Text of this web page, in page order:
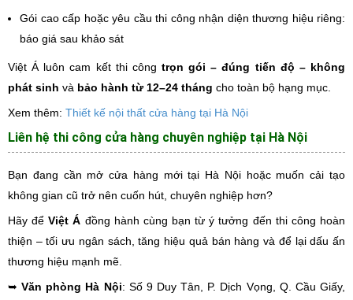
Gói cao cấp hoặc yêu cầu thi công nhận diện thương hiệu riêng:
báo giá sau khảo sát
Việt Á luôn cam kết thi công trọn gói – đúng tiến độ – không
phát sinh và bảo hành từ 12–24 tháng cho toàn bộ hạng mục.
Xem thêm: Thiết kế nội thất cửa hàng tại Hà Nội
Liên hệ thi công cửa hàng chuyên nghiệp tại Hà Nội
Bạn đang cần mở cửa hàng mới tại Hà Nội hoặc muốn cải tạo
không gian cũ trở nên cuốn hút, chuyên nghiệp hơn?
Hãy để Việt Á đồng hành cùng bạn từ ý tưởng đến thi công hoàn
thiện – tối ưu ngân sách, tăng hiệu quả bán hàng và để lại dấu ấn
thương hiệu mạnh mẽ.
➥Văn phòng Hà Nội: Số 9 Duy Tân, P. Dịch Vọng, Q. Cầu Giấy,